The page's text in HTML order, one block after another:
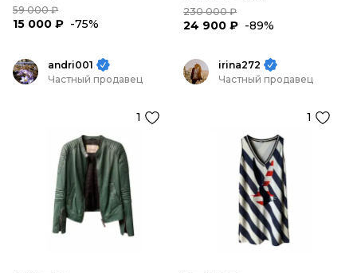
59 000 ₽
15 000 ₽ -75%
230 000 ₽
24 900 ₽ -89%
andri001
Частный продавец
1
irina272
Частный продавец
1